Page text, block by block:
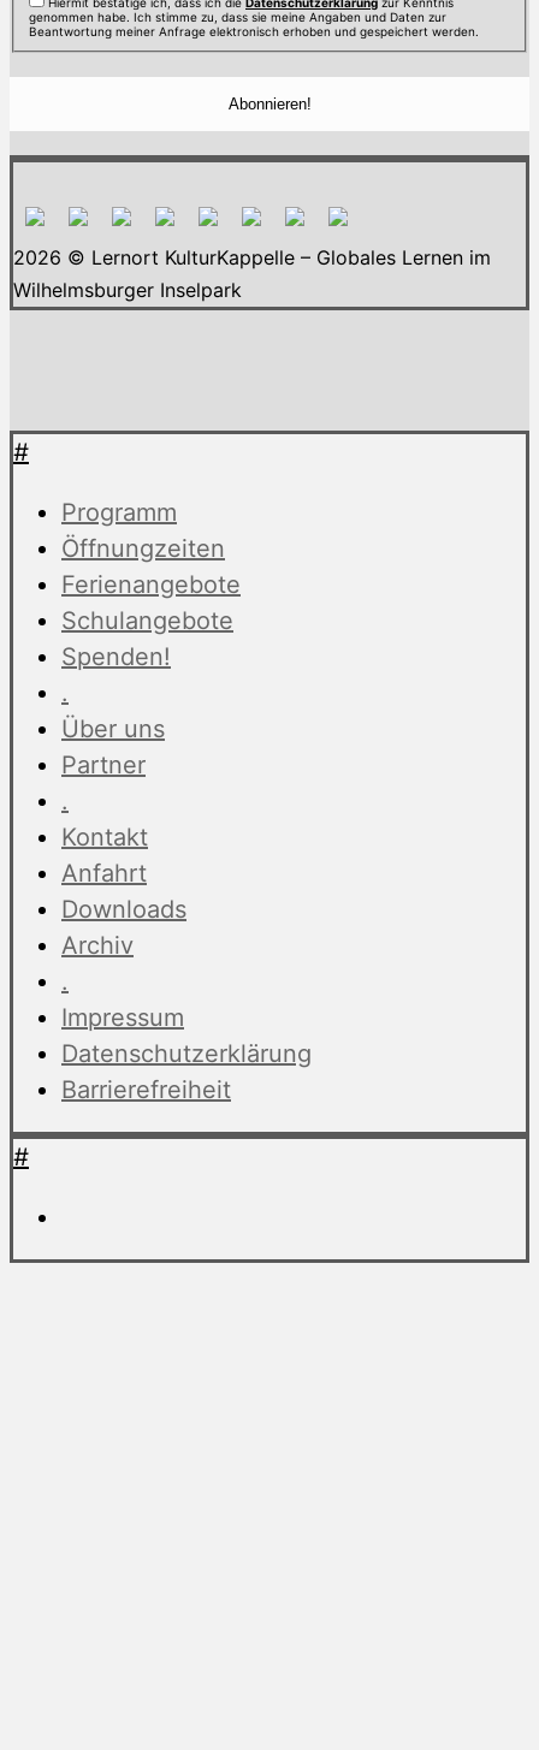
genommen habe. Ich stimme zu, dass sie meine Angaben und Daten zur
Beantwortung meiner Anfrage elektronisch erhoben und gespeichert werden.
2026 © Lernort KulturKappelle – Globales Lernen im
Wilhelmsburger Inselpark
#
Programm
Öffnungzeiten
Ferienangebote
Schulangebote
Spenden!
.
Über uns
Partner
.
Kontakt
Anfahrt
Downloads
Archiv
.
Impressum
Datenschutzerklärung
Barrierefreiheit
#